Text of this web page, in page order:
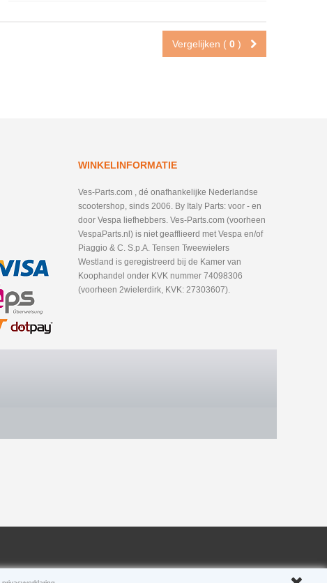
Vergelijken ( 0 )
WINKELINFORMATIE
Ves-Parts.com , dé onafhankelijke Nederlandse
scootershop, sinds 2006. By Italy Parts: voor - en
door Vespa liefhebbers. Ves-Parts.com (voorheen
VespaParts.nl) is niet geafflieerd met Vespa en/of
Piaggio & C. S.p.A. Tensen Tweewielers
Westland is geregistreerd bij de Kamer van
Koophandel onder KVK nummer 74098306
(voorheen 2wielerdirk, KVK: 27303607).